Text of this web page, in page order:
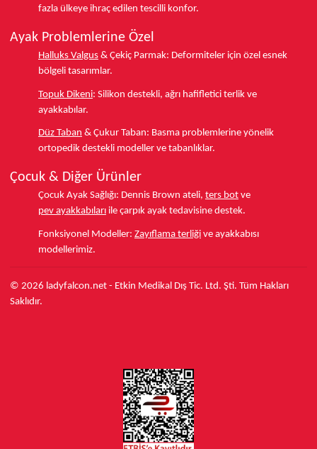
fazla ülkeye ihraç edilen tescilli konfor.
Ayak Problemlerine Özel
Halluks Valgus & Çekiç Parmak: Deformiteler için özel esnek
bölgeli tasarımlar.
Topuk Dikeni: Silikon destekli, ağrı hafifletici terlik ve
ayakkabılar.
Düz Taban & Çukur Taban: Basma problemlerine yönelik
ortopedik destekli modeller ve tabanlıklar.
Çocuk & Diğer Ürünler
Çocuk Ayak Sağlığı: Dennis Brown ateli, ters bot ve
pev ayakkabıları ile çarpık ayak tedavisine destek.
Fonksiyonel Modeller: Zayıflama terliği ve ayakkabısı
modellerimiz.
© 2026 ladyfalcon.net - Etkin Medikal Dış Tic. Ltd. Şti. Tüm Hakları
Saklıdır.